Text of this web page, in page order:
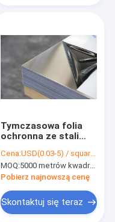
Tymczasowa folia
ochronna ze stali
25mm 1000m bez
uszkodzeń
Cena:USD(0.03-5) / square meter
MOQ:5000 metrów kwadratowych, 10000 metrów kwadratowych z nadrukiem
Pobierz najnowszą cenę
Skontaktuj się teraz